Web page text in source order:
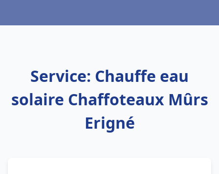
Service: Chauffe eau
solaire Chaffoteaux Mûrs
Erigné